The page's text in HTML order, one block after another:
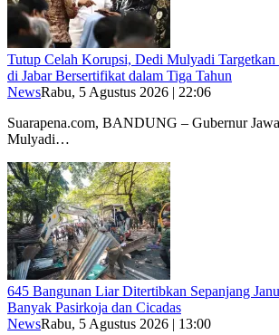
Tutup Celah Korupsi, Dedi Mulyadi Targetkan
di Jabar Bersertifikat dalam Tiga Tahun
NewsRabu, 5 Agustus 2026 | 22:06
Suarapena.com, BANDUNG – Gubernur
Mulyadi…
645 Bangunan Liar Ditertibkan Sepanjang
Banyak Pasirkoja dan Cicadas
NewsRabu, 5 Agustus 2026 | 13:00